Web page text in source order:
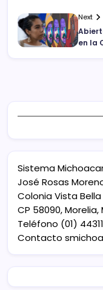
Next
en la
Sistema
José Rosas
Colonia Vista Bella
CP 58090, Morelia,
Teléfono (01)
Contacto